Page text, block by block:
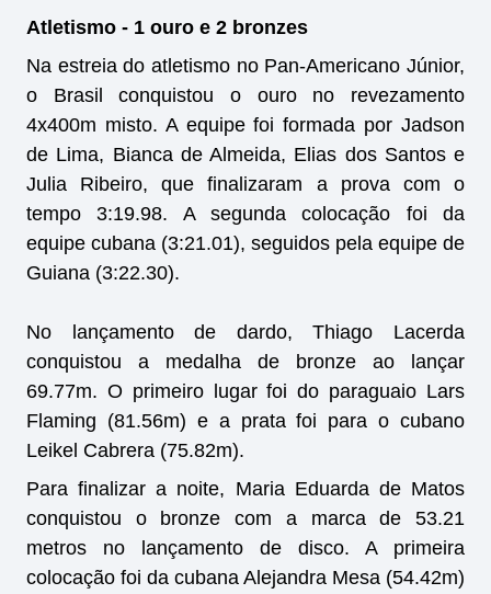
Atletismo - 1 ouro e 2 bronzes
Na estreia do atletismo no Pan-Americano Júnior,
o Brasil conquistou o ouro no revezamento
4x400m misto. A equipe foi formada por Jadson
de Lima, Bianca de Almeida, Elias dos Santos e
Julia Ribeiro, que finalizaram a prova com o
tempo 3:19.98. A segunda colocação foi da
equipe cubana (3:21.01), seguidos pela equipe de
Guiana (3:22.30).
No lançamento de dardo, Thiago Lacerda
conquistou a medalha de bronze ao lançar
69.77m. O primeiro lugar foi do paraguaio Lars
Flaming (81.56m) e a prata foi para o cubano
Leikel Cabrera (75.82m).
Para finalizar a noite, Maria Eduarda de Matos
conquistou o bronze com a marca de 53.21
metros no lançamento de disco. A primeira
colocação foi da cubana Alejandra Mesa (54.42m)